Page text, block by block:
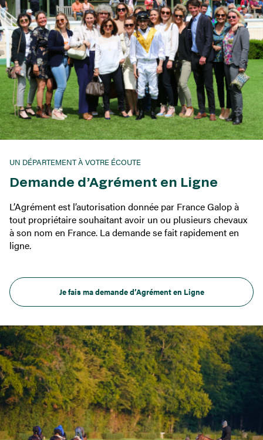
UN DÉPARTEMENT À VOTRE ÉCOUTE
Demande d’Agrément en Ligne
L’Agrément est l’autorisation donnée par France Galop à
tout propriétaire souhaitant avoir un ou plusieurs chevaux
à son nom en France. La demande se fait rapidement en
ligne.
Je fais ma demande d’Agrément en Ligne